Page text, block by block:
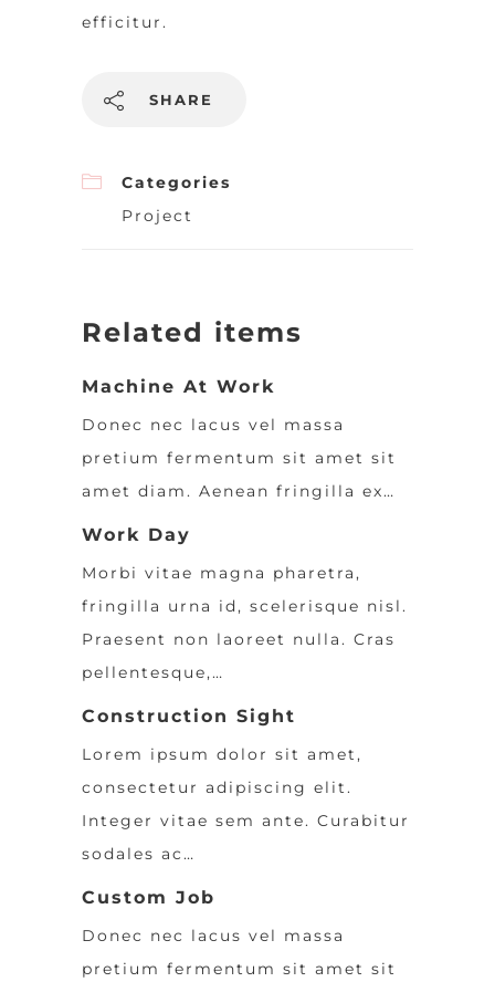
efficitur.
SHARE
Categories
Project
Related items
Machine At Work
Donec nec lacus vel massa
pretium fermentum sit amet sit
amet diam. Aenean fringilla ex…
Work Day
Morbi vitae magna pharetra,
fringilla urna id, scelerisque nisl.
Praesent non laoreet nulla. Cras
pellentesque,…
Construction Sight
Lorem ipsum dolor sit amet,
consectetur adipiscing elit.
Integer vitae sem ante. Curabitur
sodales ac…
Custom Job
Donec nec lacus vel massa
pretium fermentum sit amet sit